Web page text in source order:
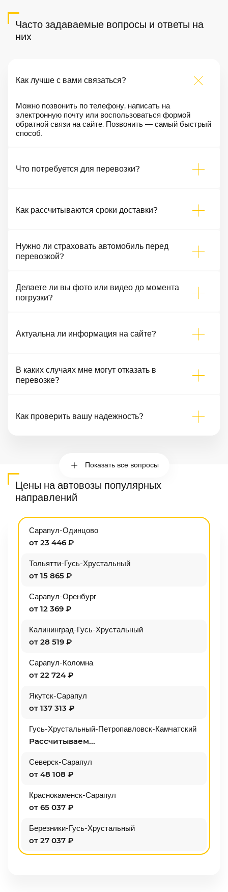
Часто задаваемые вопросы и ответы на
них
Как лучше с вами связаться?
Можно позвонить по телефону, написать на
электронную почту или воспользоваться формой
обратной связи на сайте. Позвонить — самый быстрый
способ.
Что потребуется для перевозки?
Как рассчитываются сроки доставки?
Нужно ли страховать автомобиль перед
перевозкой?
Делаете ли вы фото или видео до момента
погрузки?
Актуальна ли информация на сайте?
В каких случаях мне могут отказать в
перевозке?
Как проверить вашу надежность?
Показать все вопросы
Цены на автовозы популярных
направлений
Сарапул-Одинцово
от 23 446 ₽
Тольятти-Гусь-Хрустальный
от 15 865 ₽
Сарапул-Оренбург
от 12 369 ₽
Калининград-Гусь-Хрустальный
от 28 519 ₽
Сарапул-Коломна
от 22 724 ₽
Якутск-Сарапул
от 137 313 ₽
Гусь-Хрустальный-Петропавловск-Камчатский
Рассчитываем...
Северск-Сарапул
от 48 108 ₽
Краснокаменск-Сарапул
от 65 037 ₽
Березники-Гусь-Хрустальный
от 27 037 ₽